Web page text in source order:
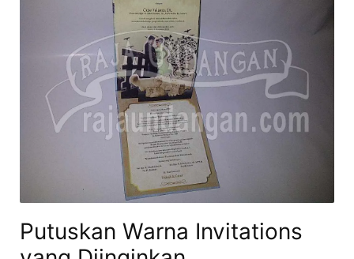
Putuskan Warna Invitations